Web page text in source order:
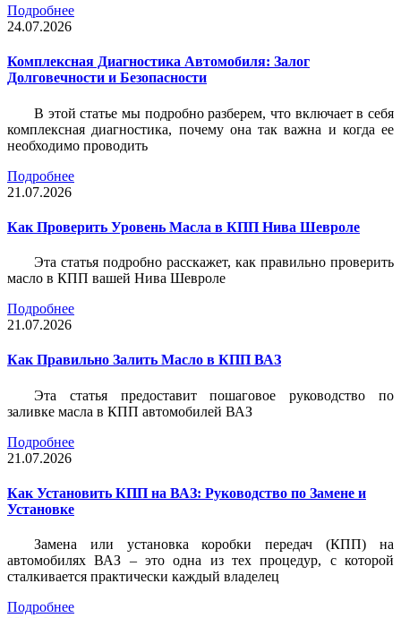
Подробнее
24.07.2026
Комплексная Диагностика Автомобиля: Залог
Долговечности и Безопасности
В этой статье мы подробно разберем, что включает в себя
комплексная диагностика, почему она так важна и когда ее
необходимо проводить
Подробнее
21.07.2026
Как Проверить Уровень Масла в КПП Нива Шевроле
Эта статья подробно расскажет, как правильно проверить
масло в КПП вашей Нива Шевроле
Подробнее
21.07.2026
Как Правильно Залить Масло в КПП ВАЗ
Эта статья предоставит пошаговое руководство по
заливке масла в КПП автомобилей ВАЗ
Подробнее
21.07.2026
Как Установить КПП на ВАЗ: Руководство по Замене и
Установке
Замена или установка коробки передач (КПП) на
автомобилях ВАЗ – это одна из тех процедур, с которой
сталкивается практически каждый владелец
Подробнее